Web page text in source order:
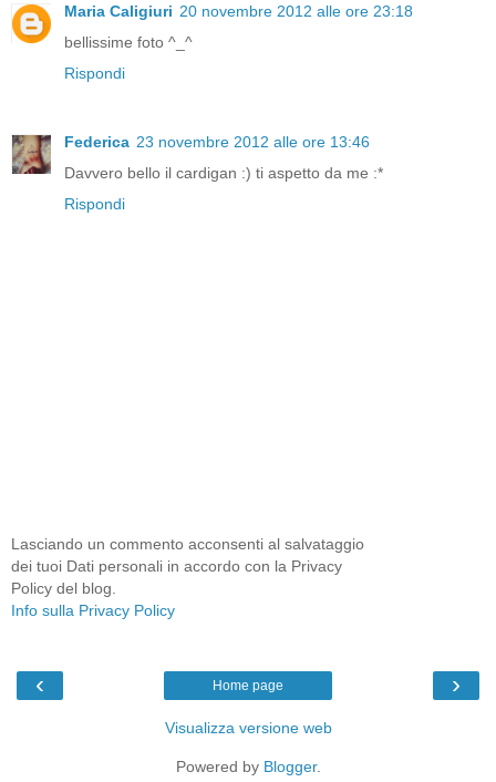
Maria Caligiuri 20 novembre 2012 alle ore 23:18
bellissime foto ^_^
Rispondi
Federica 23 novembre 2012 alle ore 13:46
Davvero bello il cardigan :) ti aspetto da me :*
Rispondi
Lasciando un commento acconsenti al salvataggio
dei tuoi Dati personali in accordo con la Privacy
Policy del blog.
Info sulla Privacy Policy
‹ ›
Home page
Visualizza versione web
Powered by Blogger.